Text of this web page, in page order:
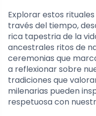
Explorar estos
través del tiempo,
rica tapestria de la
ancestrales ritos de
ceremonias que
a reflexionar sobre
tradiciones que
milenarias pueden
respetuosa con